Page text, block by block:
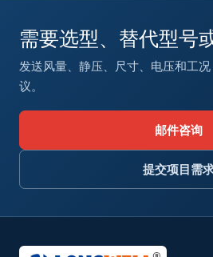
需要选型、替代型号
发送风量、静压、尺寸、电压和工
议。
邮件咨询
提交项目需